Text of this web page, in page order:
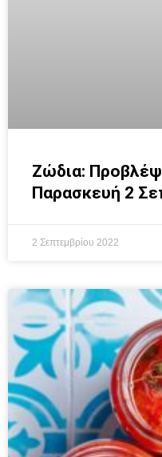
Ζώδια:
Παρασκευή 2
2 Σεπτεμβρίου 2022